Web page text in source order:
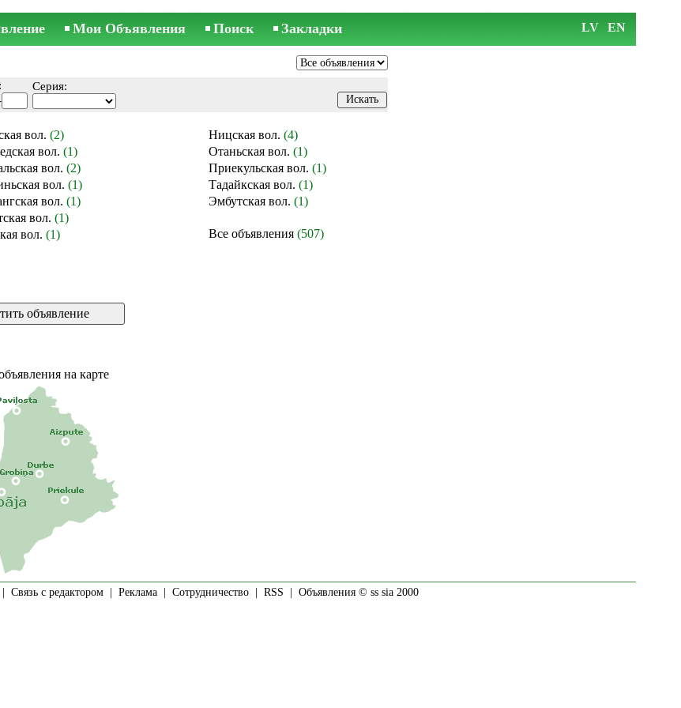
Мои Объявления Поиск Закладки LV EN
Серия:
вол. (2)
вол. (1)
вол. (2)
вол. (1)
вол. (1)
вол. (1)
вол. (1)
Ницская вол. (4)
Отаньская вол. (1)
Приекульская вол. (1)
Тадайкская вол. (1)
Эмбутская вол. (1)
Все объявления (507)
на карте
Связь с редактором| Реклама| Сотрудничество| RSS | Объявления © ss sia 2000